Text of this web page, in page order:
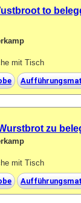
to
mit Tisch
zu
mit Tisch